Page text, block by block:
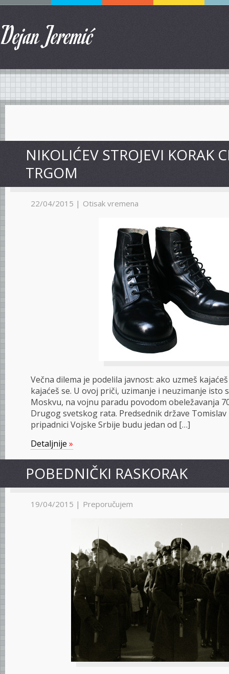
Dejan Jeremić
NIKOLIĆEV STROJEVI KORAK
TRGOM
22/04/2015 | Otisak vremena
Večna dilema je podelila javnost: ako uzmeš
kajaćeš se. U ovoj priči, uzimanje i neuzimanje isto
Moskvu, na vojnu paradu povodom obeležavanja
Drugog svetskog rata. Predsednik države
pripadnici Vojske Srbije budu jedan od […]
Detaljnije »
PO­BED­NIČ­KI RAS­KO­RAK
19/04/2015 | Preporučujem